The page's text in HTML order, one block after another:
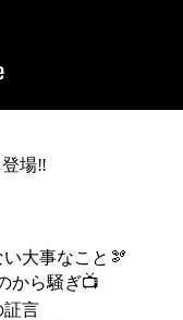
場‼️
大事なこと🫘
から騒ぎ📺
証言